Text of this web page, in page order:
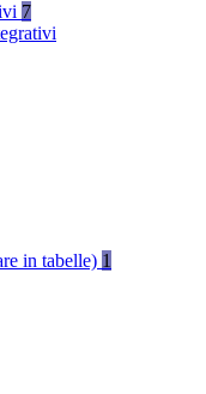
7
in tabelle) 1